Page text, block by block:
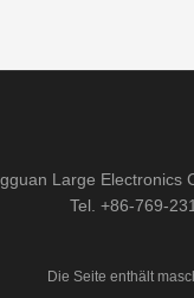
Large Electronics
Tel. +86-769-
Die Seite enthält